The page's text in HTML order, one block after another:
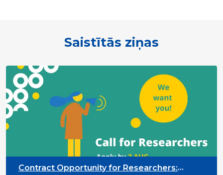
Saistītās ziņas
Contract Opportunity for Researchers: